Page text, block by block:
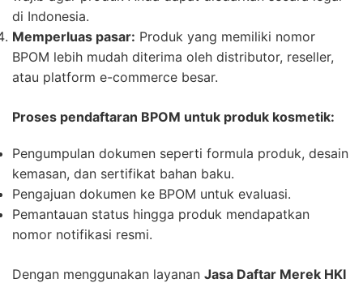
di Indonesia.
Memperluas pasar: Produk yang memiliki nomor
BPOM lebih mudah diterima oleh distributor, reseller,
atau platform e-commerce besar.
Proses pendaftaran BPOM untuk produk kosmetik:
Pengumpulan dokumen seperti formula produk, desain
kemasan, dan sertifikat bahan baku.
Pengajuan dokumen ke BPOM untuk evaluasi.
Pemantauan status hingga produk mendapatkan
nomor notifikasi resmi.
Dengan menggunakan layanan Jasa Daftar Merek HKI